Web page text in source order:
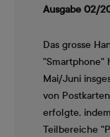
Ausgabe 02/
Das grosse
"Smartphone"
Mai/Juni
von
erfolgte,
Teilbereiche